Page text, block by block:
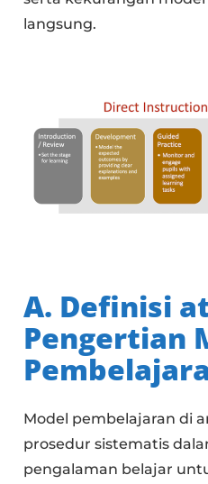
langsung.
A. Definisi
Pengertian
Model pembelajaran di
prosedur sistematis
pengalaman belajar